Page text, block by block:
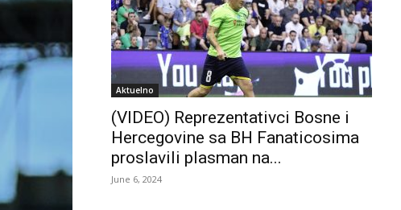
Aktuelno
(VIDEO) Reprezentativci Bosne i
Hercegovine sa BH Fanaticosima
proslavili plasman na...
June 6, 2024